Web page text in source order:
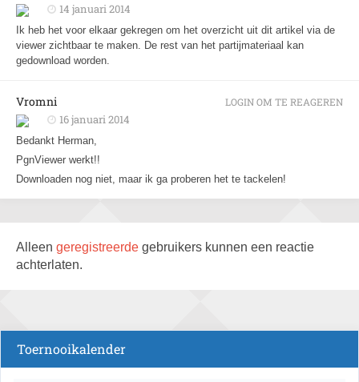
14 januari 2014
Ik heb het voor elkaar gekregen om het overzicht uit dit artikel via de
viewer zichtbaar te maken. De rest van het partijmateriaal kan
gedownload worden.
Vromni
16 januari 2014
Bedankt Herman,
PgnViewer werkt!!
Downloaden nog niet, maar ik ga proberen het te tackelen!
LOGIN OM TE REAGEREN
Alleen geregistreerde gebruikers kunnen een reactie
achterlaten.
Toernooikalender